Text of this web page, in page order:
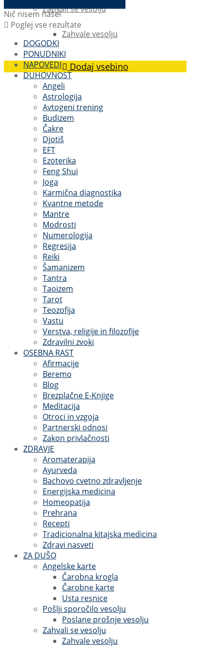
Zahvali se vesolju
Zahvale vesolju
Dodaj vsebino
Nič nisem našel
Poglej vse rezultate
DOGODKI
PONUDNIKI
NAPOVEDI
DUHOVNOST
Angeli
Astrologija
Avtogeni trening
Budizem
Čakre
Djotiš
EFT
Ezoterika
Feng Shui
Joga
Karmična diagnostika
Kvantne metode
Mantre
Modrosti
Numerologija
Regresija
Reiki
Šamanizem
Tantra
Taoizem
Tarot
Teozofija
Vastu
Verstva, religije in filozofije
Zdravilni zvoki
OSEBNA RAST
Afirmacije
Beremo
Blog
Brezplačne E-Knjige
Meditacija
Otroci in vzgoja
Partnerski odnosi
Zakon privlačnosti
ZDRAVJE
Aromaterapija
Ayurveda
Bachovo cvetno zdravljenje
Energijska medicina
Homeopatija
Prehrana
Recepti
Tradicionalna kitajska medicina
Zdravi nasveti
ZA DUŠO
Angelske karte
Čarobna krogla
Čarobne karte
Usta resnice
Pošlji sporočilo vesolju
Poslane prošnje vesolju
Zahvali se vesolju
Zahvale vesolju